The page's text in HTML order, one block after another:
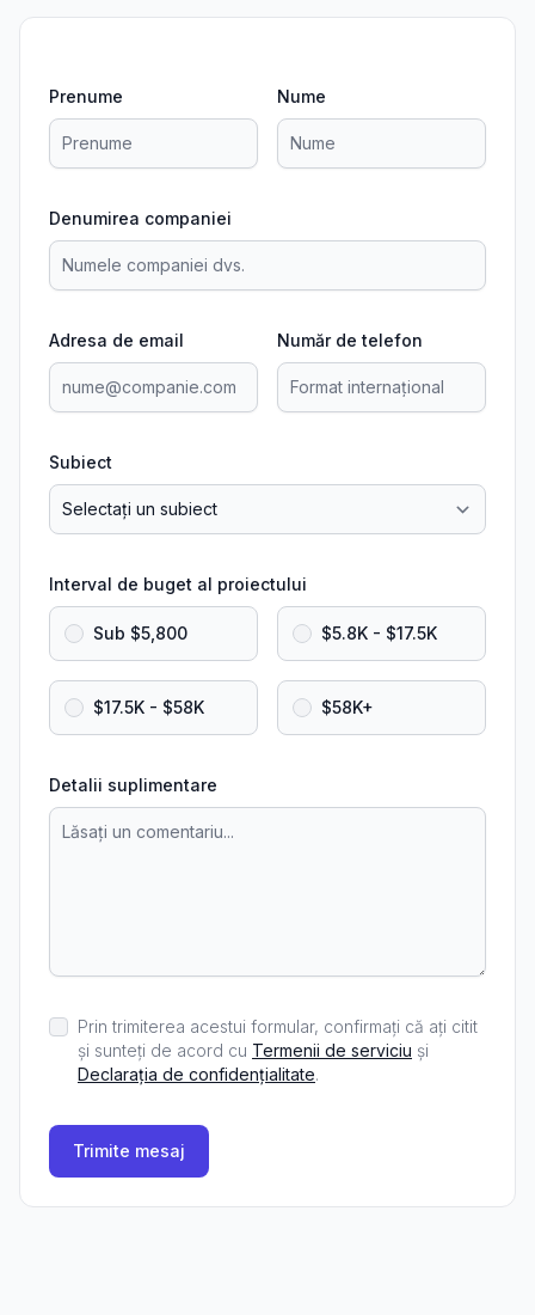
Prenume Nume
Denumirea companiei
Adresa de email Număr de telefon
Subiect
Interval de buget al proiectului
Sub $5,800 $5.8K - $17.5K
$17.5K - $58K $58K+
Detalii suplimentare
Prin trimiterea acestui formular, confirmați că ați citit
și sunteți de acord cu Termenii de serviciu și
Declarația de confidențialitate.
Trimite mesaj